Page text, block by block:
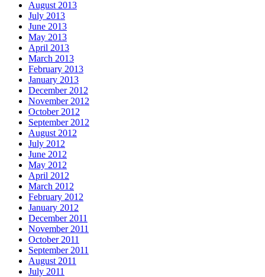
August 2013
July 2013
June 2013
May 2013
April 2013
March 2013
February 2013
January 2013
December 2012
November 2012
October 2012
September 2012
August 2012
July 2012
June 2012
May 2012
April 2012
March 2012
February 2012
January 2012
December 2011
November 2011
October 2011
September 2011
August 2011
July 2011